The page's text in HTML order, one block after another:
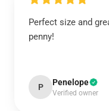
Perfect size and
penny!
P Penelope
Verified owner